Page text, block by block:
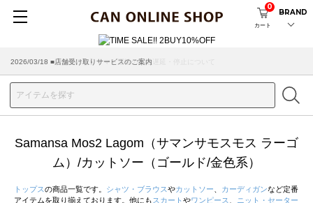
カート
0
BRAND
2026/07/29 ■【お知らせ】ヤマト運輸の配送遅延・停止について
2026/03/18 ■店舗受け取りサービスのご案内
Samansa Mos2 Lagom（サマンサモスモス ラーゴ
ム）/カットソー（ゴールド/金色系）
トップスの商品一覧です。 シャツ・ブラウスやカットソー カーディガンなど定番
アイテムを取り揃えております。他にも スカート やワンピース
ニット・セーター